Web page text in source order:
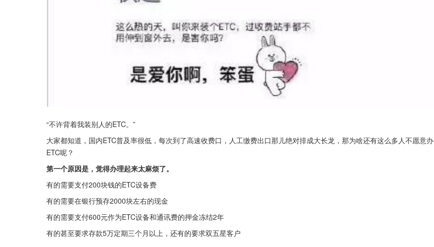
“不许背着我装别人的ETC。”
大家都知道，国内ETC普及率很低，每次到了高速收费口，人工缴费出口那儿绝对排成大长龙，那为啥还有这么多人不愿意办
ETC呢？
第一个原因是，觉得办理起来太麻烦了。
有的需要支付200块钱的ETC设备费
有的需要在银行预存2000块左右的现金
有的需要支付600元作为ETC设备和通讯费的押金冻结2年
有的甚至要求存款5万定期三个月以上，还有的要求双五星客户